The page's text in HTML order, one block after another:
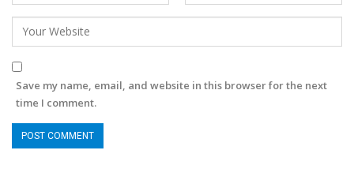
Save my name, email, and website in this browser for the next
time I comment.